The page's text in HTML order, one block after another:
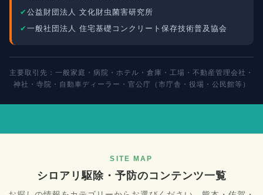
公益財団法人 文化財虫菌害研究所
一般社団法人 住宅基礎コンクリート保存技術普及協会
主要取引先：一般家庭・病院・ホテル・倉庫・工場・不動産管理会社・
神社・寺院・自動車ディーラー・官公庁（市庁舎・役場・公民館等）
SITE MAP
シロアリ駆除・予防のコンテンツ一覧